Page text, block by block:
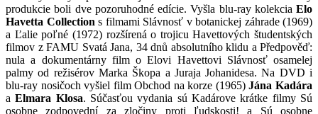
produkcie boli dve pozoruhodné edície. Vyšla blu-ray kolekcia Elo
Havetta Collection s filmami Slávnosť v botanickej záhrade (1969)
a Ľalie poľné (1972) rozšírená o trojicu Havettových študentských
filmov z FAMU Svatá Jana, 34 dnů absolutního klidu a Předpověď:
nula a dokumentárny film o Elovi Havettovi Slávnosť osamelej
palmy od režisérov Marka Škopa a Juraja Johanidesa. Na DVD i
blu-ray nosičoch vyšiel film Obchod na korze (1965)Jána Kadára
aElmara Klosa. Súčasťou vydania sú Kadárove krátke filmy Sú
osobne zodpovední za zločiny proti ľudskosti! a Sú osobne